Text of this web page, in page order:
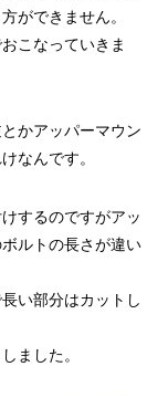
ができません。
こなっていきま
かアッパーマウン
なんです。
するのですがアッ
ルトの長さが違い
い部分はカットし
ました。